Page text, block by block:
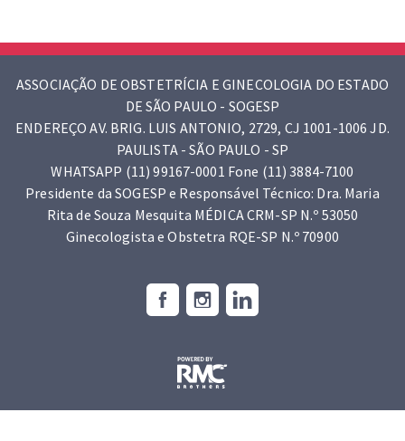
ASSOCIAÇÃO DE OBSTETRÍCIA E GINECOLOGIA DO ESTADO
DE SÃO PAULO - SOGESP
ENDEREÇO AV. BRIG. LUIS ANTONIO, 2729, CJ 1001-1006 JD.
PAULISTA - SÃO PAULO - SP
WHATSAPP (11) 99167-0001 Fone (11) 3884-7100
Presidente da SOGESP e Responsável Técnico: Dra. Maria
Rita de Souza Mesquita MÉDICA CRM-SP N.º 53050
Ginecologista e Obstetra RQE-SP N.º 70900